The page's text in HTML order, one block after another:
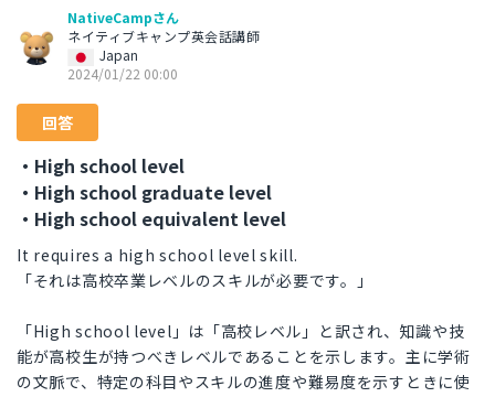
NativeCampさん
ネイティブキャンプ英会話講師
Japan
2024/01/22 00:00
回答
・High school level
・High school graduate level
・High school equivalent level
It requires a high school level skill.
「それは高校卒業レベルのスキルが必要です。」
「High school level」は「高校レベル」と訳され、知識や技
能が高校生が持つべきレベルであることを示します。主に学術
の文脈で、特定の科目やスキルの進度や難易度を示すときに使